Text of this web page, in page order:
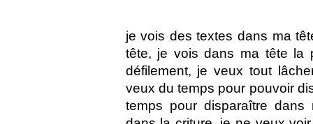
jevois des textes dans ma
tête, je vois dans ma tête la
défilement, je veux tout
veux du temps pour pouvoir
temps pour disparaître dans